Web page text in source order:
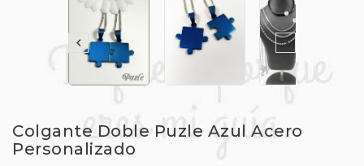
 
Colgante Doble Puzle Azul Acero
Personalizado